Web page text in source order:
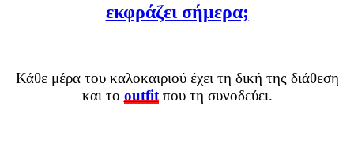
εκφράζει σήμερα;
Κάθε μέρα του καλοκαιριού έχει τη δική της διάθεση
και το outfit που τη συνοδεύει.